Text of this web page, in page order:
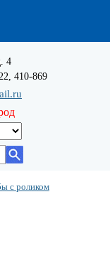
4
410-869
с роликом